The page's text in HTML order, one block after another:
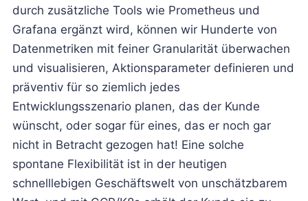
durch zusätzliche Tools wie Prometheus und
Grafana ergänzt wird, können wir Hunderte von
Datenmetriken mit feiner Granularität überwachen
und visualisieren, Aktionsparameter definieren und
präventiv für so ziemlich jedes
Entwicklungsszenario planen, das der Kunde
wünscht, oder sogar für eines, das er noch gar
nicht in Betracht gezogen hat! Eine solche
spontane Flexibilität ist in der heutigen
schnelllebigen Geschäftswelt von unschätzbarem